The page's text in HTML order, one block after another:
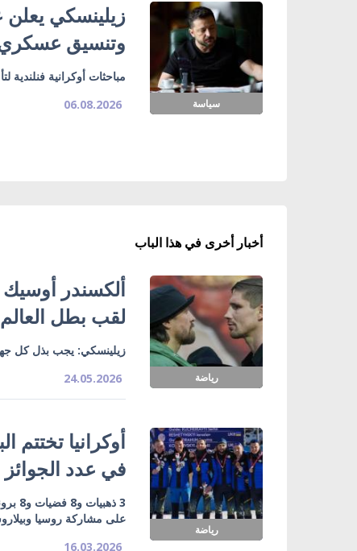
سياسة
زيلينسكي يعلن
وتنسيق
مباحثات أوكرانية
06.08.2026
أخبار أخرى في هذا الباب
رياضة
ألكسندر
لقب بطل
زيلينسكي: يجب بذل كل
24.05.2026
رياضة
في عدد الجوائز بـ19
3
على مشاركة روسيا
16.03.2026